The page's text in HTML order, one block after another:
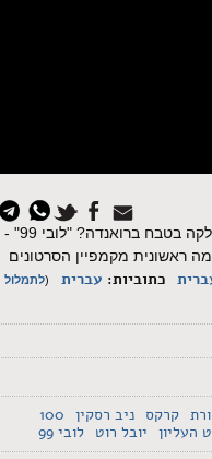
השבוע ב"סדר חברתי": איפה המנחות - תיק תקשורת חוגג אלף. מסמכים אסורים - האם ישראל תחשוף את חלקה בטבח ברואנדה? "לובי 99" -
פלסטיני במעצר מנהלי - הקרקס בא לבקר בכלא מגידו. 100 קולות - טעימה ראשונית מקמפיין הסרטונים
כתוביות: עברית (לתמלול
קרקס ניב רסקין 100
העליון יובל רוט לובי 99